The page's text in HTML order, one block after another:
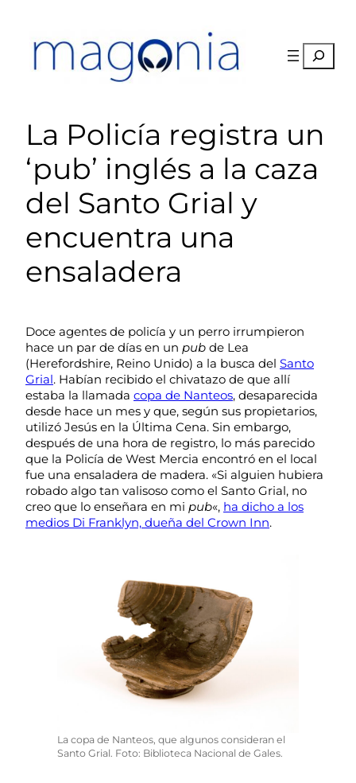
contenido
Buscar
La Policía registra un
‘pub’ inglés a la caza
del Santo Grial y
encuentra una
ensaladera
Doce agentes de policía y un perro irrumpieron
hace un par de días en un pub de Lea
(Herefordshire, Reino Unido) a la busca del Santo
Grial. Habían recibido el chivatazo de que allí
estaba la llamada copa de Nanteos, desaparecida
desde hace un mes y que, según sus propietarios,
utilizó Jesús en la Última Cena. Sin embargo,
después de una hora de registro, lo más parecido
que la Policía de West Mercia encontró en el local
fue una ensaladera de madera. «Si alguien hubiera
robado algo tan valisoso como el Santo Grial, no
creo que lo enseñara en mi pub«, ha dicho a los
medios Di Franklyn, dueña del Crown Inn.
La copa de Nanteos, que algunos consideran el
Santo Grial. Foto: Biblioteca Nacional de Gales.